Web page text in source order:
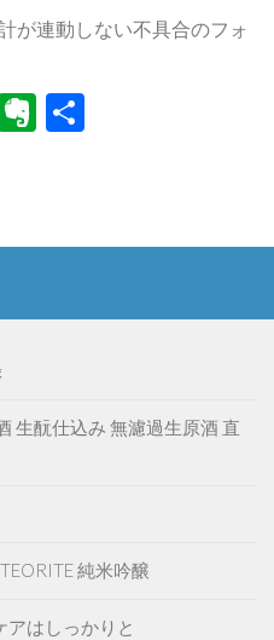
が連動しない不具合のフォ
Evernote
生酛仕込み 無濾過生原酒 直
純米吟醸
アはしっかりと